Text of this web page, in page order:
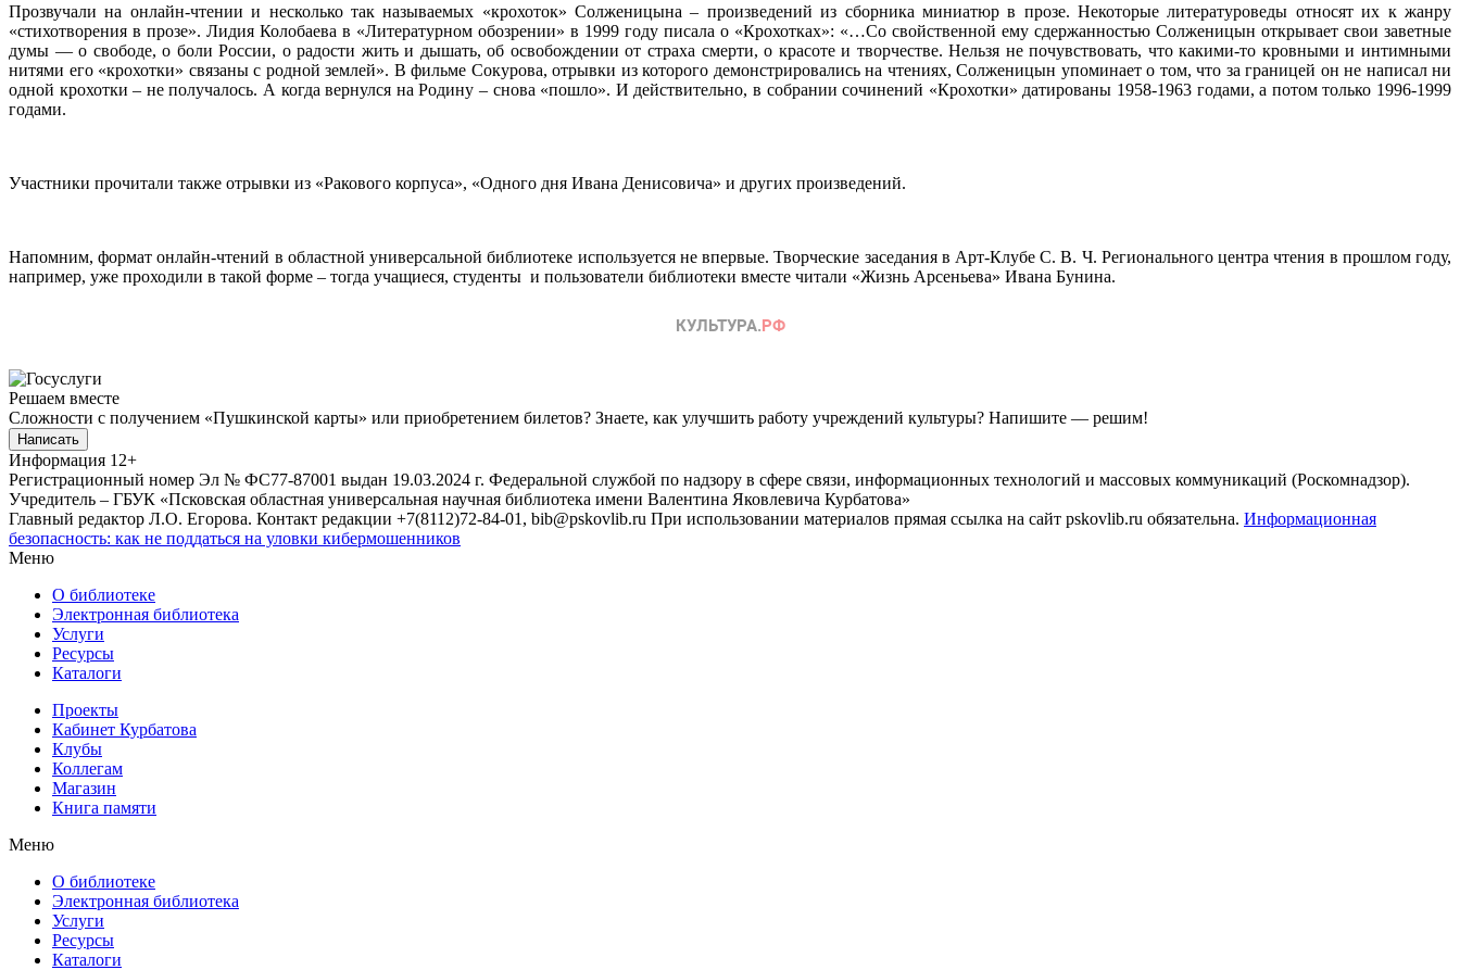
Прозвучали на онлайн-чтении и несколько так называемых «крохоток» Солженицына – произведений из сборника миниатюр в прозе. Некоторые литературоведы относят их к жанру
«стихотворения в прозе». Лидия Колобаева в «Литературном обозрении» в 1999 году писала о «Крохотках»: «…Со свойственной ему сдержанностью Солженицын открывает свои заветные
думы — о свободе, о боли России, о радости жить и дышать, об освобождении от страха смерти, о красоте и творчестве. Нельзя не почувствовать, что какими-то кровными и интимными
нитями его «крохотки» связаны с родной землей». В фильме Сокурова, отрывки из которого демонстрировались на чтениях, Солженицын упоминает о том, что за границей он не написал ни
одной крохотки – не получалось. А когда вернулся на Родину – снова «пошло». И действительно, в собрании сочинений «Крохотки» датированы 1958-1963 годами, а потом только 1996-1999
годами.
Участники прочитали также отрывки из «Ракового корпуса», «Одного дня Ивана Денисовича» и других произведений.
Напомним, формат онлайн-чтений в областной универсальной библиотеке используется не впервые. Творческие заседания в Арт-Клубе С. В. Ч. Регионального центра чтения в прошлом году,
например, уже проходили в такой форме – тогда учащиеся, студенты и пользователи библиотеки вместе читали «Жизнь Арсеньева» Ивана Бунина.
Решаем вместе
Сложности с получением «Пушкинской карты» или приобретением билетов? Знаете, как улучшить работу учреждений культуры? Напишите — решим!
Написать
Информация 12+
Регистрационный номер Эл № ФС77-87001 выдан 19.03.2024 г. Федеральной службой по надзору в сфере связи, информационных технологий и массовых коммуникаций (Роскомнадзор).
Учредитель – ГБУК «Псковская областная универсальная научная библиотека имени Валентина Яковлевича Курбатова»
Главный редактор Л.О. Егорова. Контакт редакции +7(8112)72-84-01, bib@pskovlib.ru При использовании материалов прямая ссылка на сайт pskovlib.ru обязательна. Информационная
безопасность: как не поддаться на уловки кибермошенников
Меню
О библиотеке
Электронная библиотека
Услуги
Ресурсы
Каталоги
Проекты
Кабинет Курбатова
Клубы
Коллегам
Магазин
Книга памяти
Меню
О библиотеке
Электронная библиотека
Услуги
Ресурсы
Каталоги